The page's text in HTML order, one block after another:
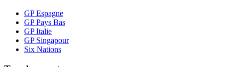
GP Espagne
GP Pays Bas
GP Italie
GP Singapour
Six Nations